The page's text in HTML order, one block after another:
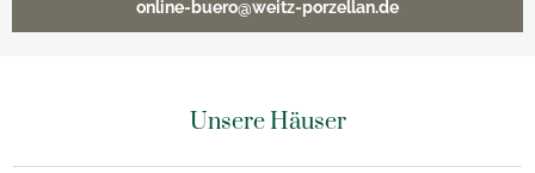
online-buero@weitz-porzellan.de
Unsere Häuser